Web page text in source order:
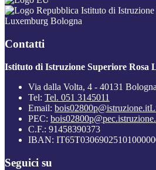
Istituto di Istruzione
Luxemburg Bologna
Contatti
Istituto di Istruzione Superiore Rosa
Via dalla Volta, 4 - 40131 Bologna
Tel: Tel. 051 3145011
Email: bois02800p@istruzione.it
PEC:
C.F.: 91458390373
IBAN:
Seguici su